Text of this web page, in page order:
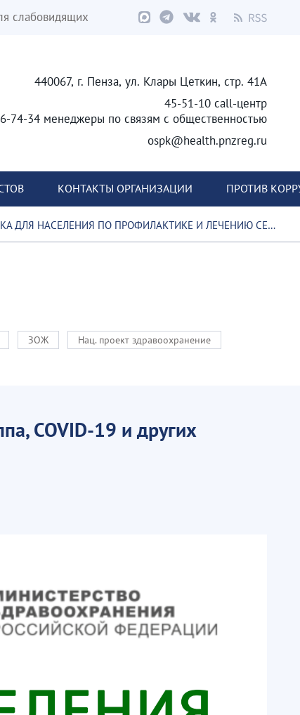
слабовидящих
440067, г. Пенза, ул. Клары Цеткин, стр. 41А
45-51-10 call-центр
74-34 менеджеры по связям с общественностью
ospk@health.pnzreg.ru
КОНТАКТЫ ОРГАНИЗАЦИИ ПРОТИВ
ПО ПРОФИЛАКТИКЕ И ЛЕЧЕНИЮ СЕЗОННОГО ГРИППА, COVID-19 И ДРУГИХ РЕСПИРАТОРНЫХ ВИРУСНЫЙ ИНФЕКЦИЙ
ЗОЖ
Нац. проект здравоохранение
COVID-19 и других